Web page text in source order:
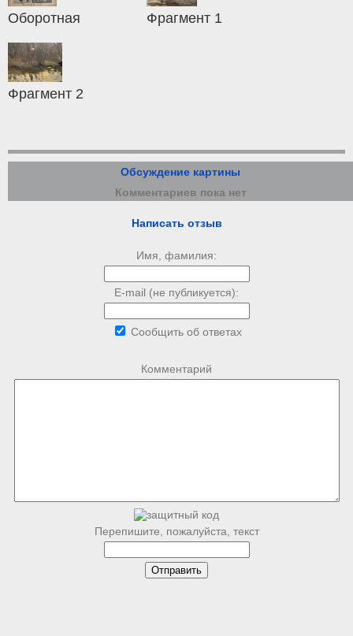
Оборотная Фрагмент 1
Фрагмент 2
Обсуждение картины
Комментариев пока нет
Написать отзыв
Имя, фамилия:
E-mail (не публикуется):
Сообщить об ответах
Комментарий
Перепишите, пожалуйста, текст